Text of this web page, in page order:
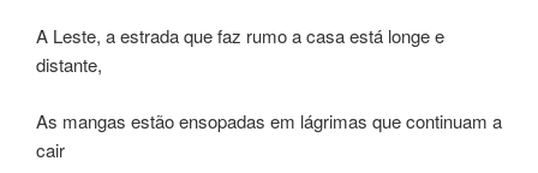
A Leste, a estrada que faz rumo a casa está longe e
distante,
As mangas estão ensopadas em lágrimas que continuam a
cair